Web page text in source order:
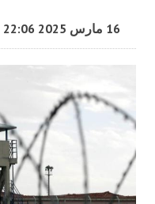
16 مارس 2025 22:06